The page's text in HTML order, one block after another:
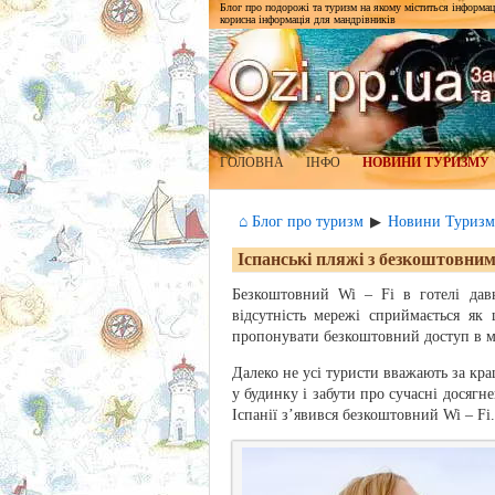
Блог про подорожі та туризм на якому міститься
корисна інформація для мандрівників
ГОЛОВНА ІНФО НОВИНИ ТУРИЗМУ
⌂ Блог про туризм ▶ Новини
Іспанські пляжі з
Безкоштовний Wi – Fi в готелі
відсутність мережі сприймається
пропонувати безкоштовний доступ в
Далеко не усі туристи вважають за
у будинку і забути про сучасні
Іспанії з’явився безкоштовний Wi – Fi.